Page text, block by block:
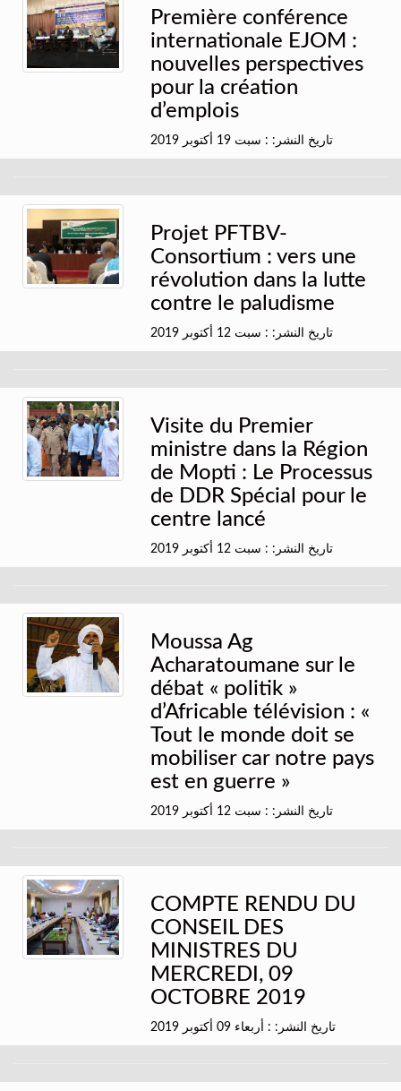
Première conférence
internationale EJOM :
nouvelles perspectives
pour la création
d’emplois
تاريخ النشر: : سبت 19 أكتوبر 2019
Projet PFTBV-
Consortium : vers une
révolution dans la lutte
contre le paludisme
تاريخ النشر: : سبت 12 أكتوبر 2019
Visite du Premier
ministre dans la Région
de Mopti : Le Processus
de DDR Spécial pour le
centre lancé
تاريخ النشر: : سبت 12 أكتوبر 2019
Moussa Ag
Acharatoumane sur le
débat « politik »
d’Africable télévision : «
Tout le monde doit se
mobiliser car notre pays
est en guerre »
تاريخ النشر: : سبت 12 أكتوبر 2019
COMPTE RENDU DU
CONSEIL DES
MINISTRES DU
MERCREDI, 09
OCTOBRE 2019
تاريخ النشر: : أربعاء 09 أكتوبر 2019